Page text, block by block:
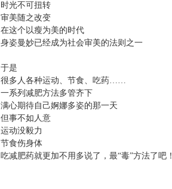
时光不可扭转
审美随之改变
在这个以瘦为美的时代
身姿曼妙已经成为社会审美的法则之一
于是
很多人各种运动、节食、吃药……
一系列减肥方法多管齐下
满心期待自己婀娜多姿的那一天
但事不如人意
运动没毅力
节食伤身体
吃减肥药就更加不用多说了，最“毒”方法了吧！